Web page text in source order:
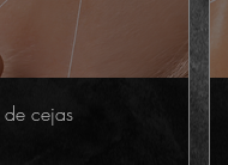
de cejas